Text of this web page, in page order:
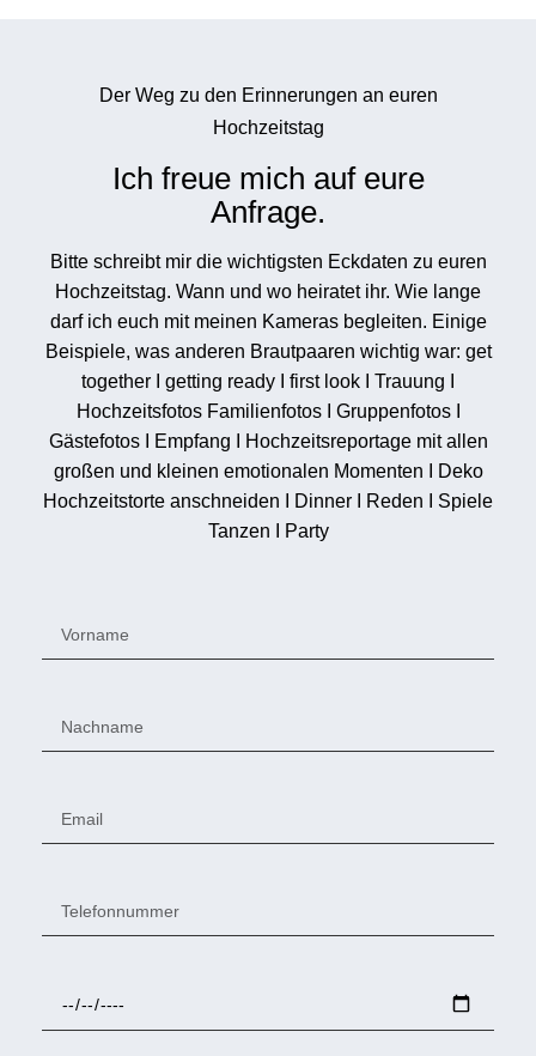
Der Weg zu den Erinnerungen an euren
Hochzeitstag
Ich freue mich auf eure
Anfrage.
Bitte schreibt mir die wichtigsten Eckdaten zu euren
Hochzeitstag. Wann und wo heiratet ihr. Wie lange
darf ich euch mit meinen Kameras begleiten. Einige
Beispiele, was anderen Brautpaaren wichtig war: get
together I getting ready I first look I Trauung I
Hochzeitsfotos Familienfotos I Gruppenfotos I
Gästefotos I Empfang I Hochzeitsreportage mit allen
großen und kleinen emotionalen Momenten I Deko
Hochzeitstorte anschneiden I Dinner I Reden I Spiele
Tanzen I Party